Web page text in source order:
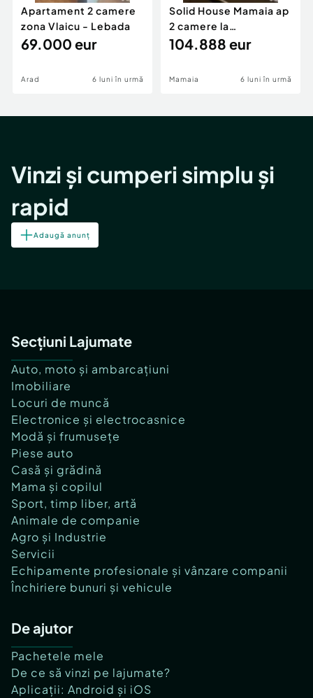
Apartament 2 camere
zona Vlaicu - Lebada
69.000 eur
Arad 6 luni în urmă
Solid House Mamaia ap
2 camere la
cheie,langa Mega
104.888 eur
Mamaia 6 luni în urmă
Vinzi și cumperi simplu și
rapid
Adaugă anunț
Secțiuni Lajumate
Auto, moto și ambarcațiuni
Imobiliare
Locuri de muncă
Electronice și electrocasnice
Modă și frumusețe
Piese auto
Casă și grădină
Mama și copilul
Sport, timp liber, artă
Animale de companie
Agro și Industrie
Servicii
Echipamente profesionale și vânzare companii
Închiriere bunuri și vehicule
De ajutor
Pachetele mele
De ce să vinzi pe lajumate?
Aplicații: Android și iOS